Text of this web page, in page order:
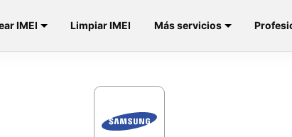
IMEI Limpiar IMEI Más servicios